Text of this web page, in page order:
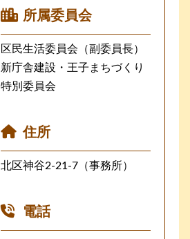
所属委員会
区民生活委員会（副委員長）
新庁舎建設・王子まちづくり
特別委員会
住所
北区神谷2-21-7（事務所）
電話